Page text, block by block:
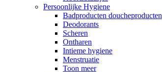
Persoonlijke Hygiene
Badproducten doucheproducten
Deodorants
Scheren
Ontharen
Intieme hygiene
Menstruatie
Toon meer